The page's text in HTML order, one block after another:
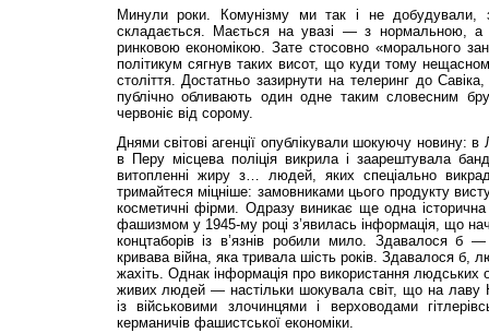
Минули роки. Комунізму ми так і не добудували,
складається. Мається на увазі — з нормальною, а
ринковою економікою. Зате стосовно «морального
політикум сягнув таких висот, що куди тому
століття. Достатньо зазирнути на телеринг до
публічно обливають один одне таким словесним
червоніє від сорому.
Днями світові агенції опублікували шокуючу новину: в
в Перу місцева поліція викрила і заарештувала
витопленні жиру з… людей, яких спеціально
тримайтеся міцніше: замовниками цього продукту
косметичні фірми. Одразу виникає ще одна історична
фашизмом у 1945-му році з’явилась інформація, що
концтаборів із в’язнів робили мило. Здавалося б
кривава війна, яка тривала шість років. Здавалося б,
жахіть. Однак інформація про використання людських
живих людей — настільки шокувала світ, що на лаву
із військовими злочинцями і верховодами
керманичів фашистської економіки.